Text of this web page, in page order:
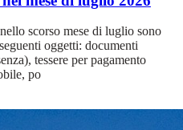
scorso mese di luglio sono
oggetti: documenti
tessere per pagamento
po